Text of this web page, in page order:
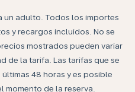
un adulto. Todos los importes
y recargos incluidos. No se
mostrados pueden variar
de la tarifa. Las tarifas que se
48 horas y es posible
momento de la reserva.